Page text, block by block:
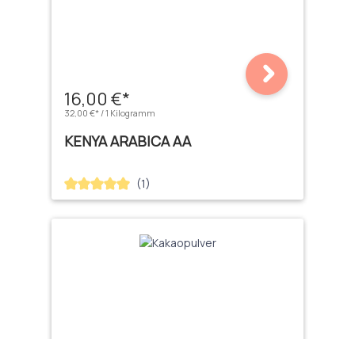
16,00 €*
32,00 €* / 1 Kilogramm
KENYA ARABICA AA
Durchschnittliche Bewertung von 5 von 5 Sternen
(1)